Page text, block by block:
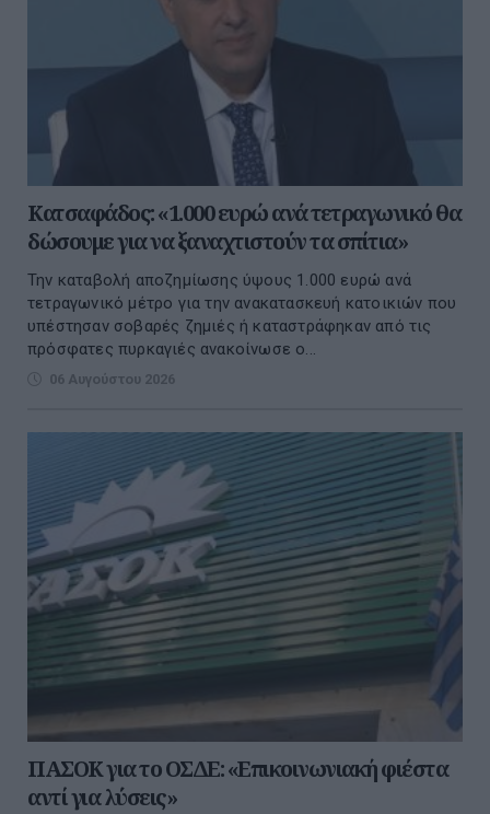
Κατσαφάδος: «1.000 ευρώ ανά τετραγωνικό θα
δώσουμε για να ξαναχτιστούν τα σπίτια»
Την καταβολή αποζημίωσης ύψους 1.000 ευρώ ανά
τετραγωνικό μέτρο για την ανακατασκευή κατοικιών που
υπέστησαν σοβαρές ζημιές ή καταστράφηκαν από τις
πρόσφατες πυρκαγιές ανακοίνωσε ο...
06 Αυγούστου 2026
ΠΑΣΟΚ για το ΟΣΔΕ: «Επικοινωνιακή φιέστα
αντί για λύσεις»